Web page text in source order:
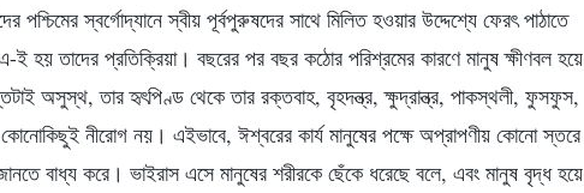
স্বর্গোদ্যানে স্বীয় পূর্বপুরুষদের সাথে মিলিত হওয়ার উদ্দেশ্যে ফেরৎ পাঠাতে
তাদের প্রতিক্রিয়া। বছরের পর বছর কঠোর পরিশ্রমের কারণে মানুষ ক্ষীণবল হয়ে
অসুস্থ, তার হৃৎপিণ্ড থেকে তার রক্তবাহ, বৃহদন্ত্র, ক্ষুদ্রান্ত্র, পাকস্থলী, ফুসফুস,
নীরোগ নয়। এইভাবে, ঈশ্বরের কার্য মানুষের পক্ষে অপ্রাপণীয় কোনো স্তরে
বাধ্য করে। ভাইরাস এসে মানুষের শরীরকে ছেঁকে ধরেছে বলে, এবং মানুষ বৃদ্ধ হয়ে